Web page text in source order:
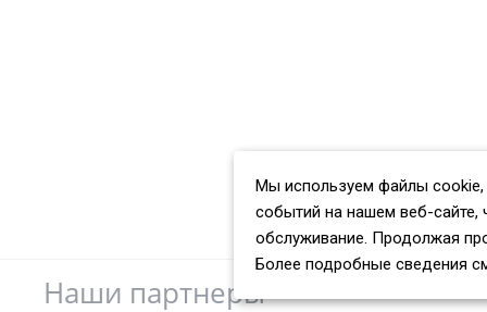
Наши партнеры
Мы используем файлы cookie,
событий на нашем веб-сайте,
обслуживание. Продолжая
Более подробные сведения